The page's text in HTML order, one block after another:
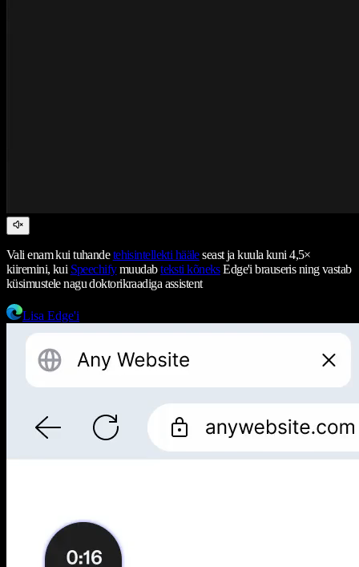
Vali enam kui tuhandetehisintellekti hääleseast ja kuula kuni 4,5×
kiiremini, kui Speechifymuudabteksti kõneksEdge'i brauseris ning vastab
küsimustele nagu doktorikraadiga assistent
Lisa Edge'i